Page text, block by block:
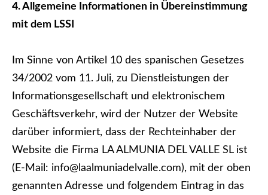
4. Allgemeine Informationen in Übereinstimmung
mit dem LSSI
Im Sinne von Artikel 10 des spanischen Gesetzes
34/2002 vom 11. Juli, zu Dienstleistungen der
Informationsgesellschaft und elektronischem
Geschäftsverkehr, wird der Nutzer der Website
darüber informiert, dass der Rechteinhaber der
Website die Firma LA ALMUNIA DEL VALLE SL ist
(E-Mail: info@laalmuniadelvalle.com), mit der oben
genannten Adresse und folgendem Eintrag in das